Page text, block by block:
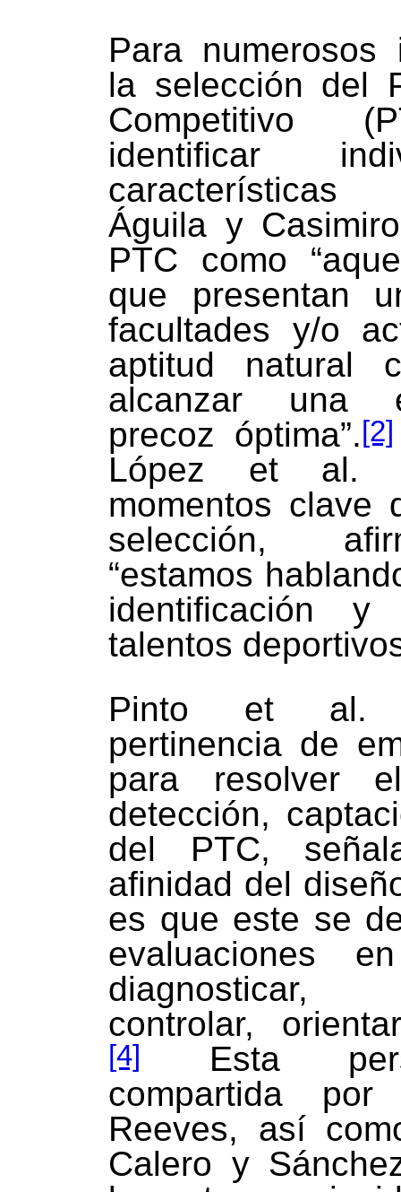
Para numerosos
la selección del
Competitivo
identificar
Águila y
PTC como
que presentan
facultades y/o
aptitud natural
alcanzar una
precoz óptima”. [2]
López et al.
momentos clave
selección,
“estamos
identificación
talentos
Pinto et al.
pertinencia de
para resolver
detección,
del PTC,
afinidad del
es que este se
evaluaciones
diagnosticar,
controlar,
[4]
Esta
compartida
Reeves, así
Calero y